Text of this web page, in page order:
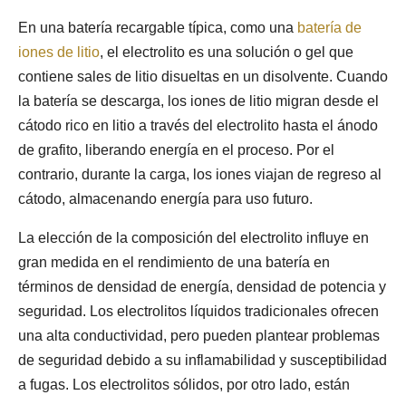
En una batería recargable típica, como una batería de
iones de litio, el electrolito es una solución o gel que
contiene sales de litio disueltas en un disolvente. Cuando
la batería se descarga, los iones de litio migran desde el
cátodo rico en litio a través del electrolito hasta el ánodo
de grafito, liberando energía en el proceso. Por el
contrario, durante la carga, los iones viajan de regreso al
cátodo, almacenando energía para uso futuro.
La elección de la composición del electrolito influye en
gran medida en el rendimiento de una batería en
términos de densidad de energía, densidad de potencia y
seguridad. Los electrolitos líquidos tradicionales ofrecen
una alta conductividad, pero pueden plantear problemas
de seguridad debido a su inflamabilidad y susceptibilidad
a fugas. Los electrolitos sólidos, por otro lado, están